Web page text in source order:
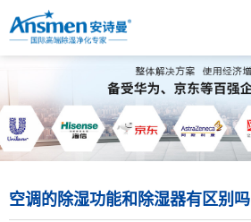
空调的除湿功能和除湿器有区别吗